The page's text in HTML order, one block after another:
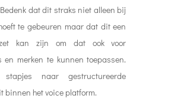
dat dit straks niet alleen bij
te gebeuren maar dat dit een
kan zijn om dat ook voor
en merken te kunnen toepassen.
naar gestructureerde
binnen het voice platform.